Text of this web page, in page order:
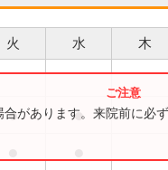
火 水 木
● ●
があります。来院前に必